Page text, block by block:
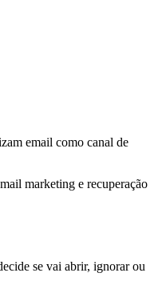
email como canal de
marketing e recuperação
se vai abrir, ignorar ou